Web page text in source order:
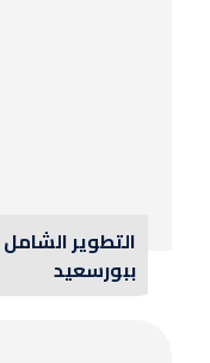
التطوير
ببورسعيد